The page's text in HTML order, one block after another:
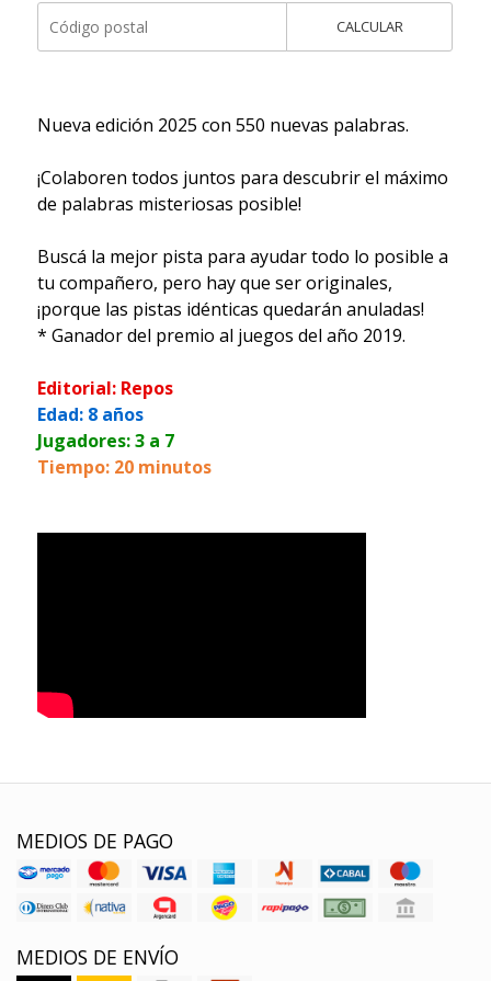
CALCULAR
Nueva edición 2025 con 550 nuevas palabras.
¡Colaboren todos juntos para descubrir el máximo
de palabras misteriosas posible!
Buscá la mejor pista para ayudar todo lo posible a
tu compañero, pero hay que ser originales,
¡porque las pistas idénticas quedarán anuladas!
* Ganador del premio al juegos del año 2019.
Editorial: Repos
Edad: 8 años
Jugadores: 3 a 7
Tiempo: 20 minutos
MEDIOS DE PAGO
MEDIOS DE ENVÍO